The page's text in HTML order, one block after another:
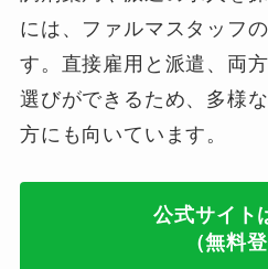
には、ファルマスタッフ
す。直接雇用と派遣、両
選びができるため、多様
方にも向いています。
公式サイト
（無料